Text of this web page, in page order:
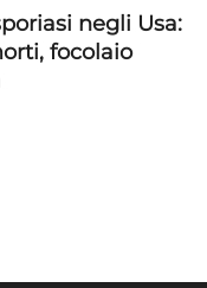
negli Usa:
focolaio